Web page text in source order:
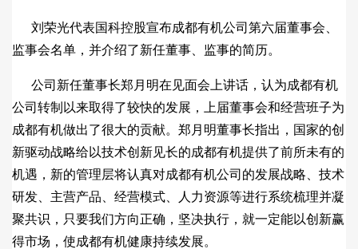
刘荣光代表国科控股宣布成都有机公司第六届董事会、
监事会名单，并介绍了新任董事、监事的简历。
公司新任董事长郑月明在见面会上讲话，认为成都有机
公司转制以来取得了较快的发展，上届董事会和经营班子为
成都有机做出了很大的贡献。郑月明董事长指出，国家的创
新驱动战略给以技术创新见长的成都有机提供了前所未有的
机遇，新的管理层将认真对成都有机公司的发展战略、技术
研发、主营产品、经营模式、人力资源等进行系统梳理并凝
聚共识，只要我们方向正确，坚决执行，就一定能以创新赢
得市场，使成都有机健康持续发展。